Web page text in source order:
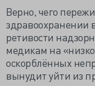
Верно, чего
здравоохранении
ретивости
медикам на
оскорблённых
вынудит уйти из